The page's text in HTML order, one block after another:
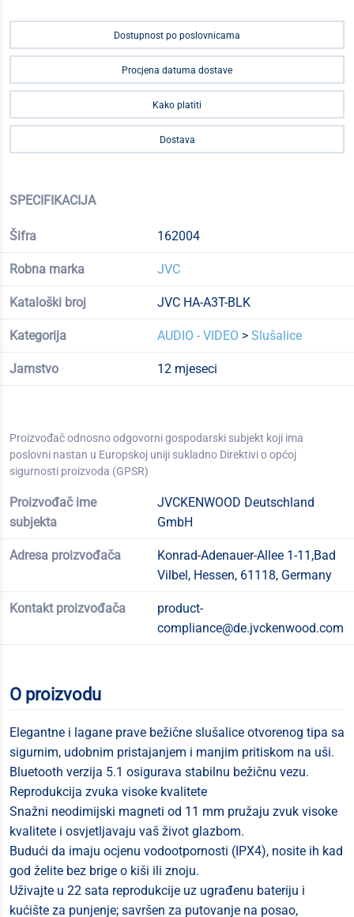
Dostupnost po poslovnicama
Procjena datuma dostave
Kako platiti
Dostava
SPECIFIKACIJA
Šifra 162004
Robna marka JVC
Kataloški broj JVC HA-A3T-BLK
Kategorija AUDIO - VIDEO > Slušalice
Jamstvo 12 mjeseci
Proizvođač odnosno odgovorni gospodarski subjekt koji ima
poslovni nastan u Europskoj uniji sukladno Direktivi o općoj
sigurnosti proizvoda (GPSR)
Proizvođač ime
subjekta
JVCKENWOOD Deutschland
GmbH
Adresa proizvođača
Konrad-Adenauer-Allee 1-11,Bad
Vilbel, Hessen, 61118, Germany
Kontakt proizvođača
product-
compliance@de.jvckenwood.com
O proizvodu
Elegantne i lagane prave bežične slušalice otvorenog tipa sa
sigurnim, udobnim pristajanjem i manjim pritiskom na uši.
Bluetooth verzija 5.1 osigurava stabilnu bežičnu vezu.
Reprodukcija zvuka visoke kvalitete
Snažni neodimijski magneti od 11 mm pružaju zvuk visoke
kvalitete i osvjetljavaju vaš život glazbom.
Budući da imaju ocjenu vodootpornosti (IPX4), nosite ih kad
god želite bez brige o kiši ili znoju.
Uživajte u 22 sata reprodukcije uz ugrađenu bateriju i
kućište za punjenje; savršen za putovanje na posao,